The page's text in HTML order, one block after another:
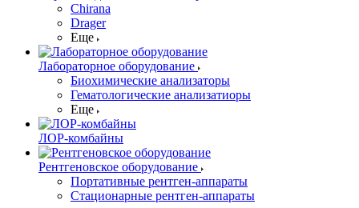
Chirana
Drager
Еще
Лабораторное оборудование
Биохимические анализаторы
Гематологические анализатиоры
Еще
ЛОР-комбайны
Рентгеновское оборудование
Портативные рентген-аппараты
Стационарные рентген-аппараты